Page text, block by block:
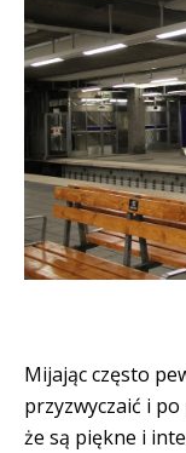
Mijając często
przyzwyczaić i
że są piękne i